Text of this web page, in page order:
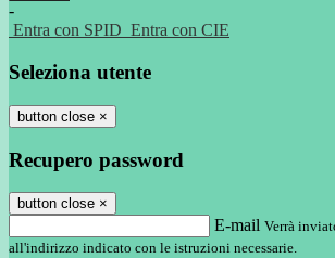
-
Entra con SPID Entra con CIE
Seleziona utente
button close ×
Recupero password
button close ×
E-mail Verrà
all'indirizzo indicato con le istruzioni necessarie.